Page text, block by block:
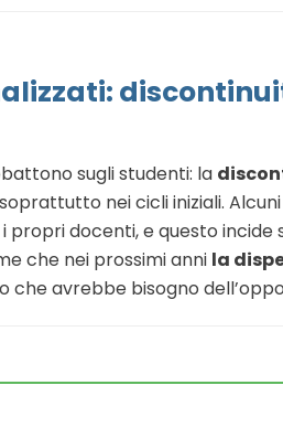
sugli studenti: la
nei cicli iniziali.
docenti, e questo incide
che nei prossimi anni la
che avrebbe bisogno